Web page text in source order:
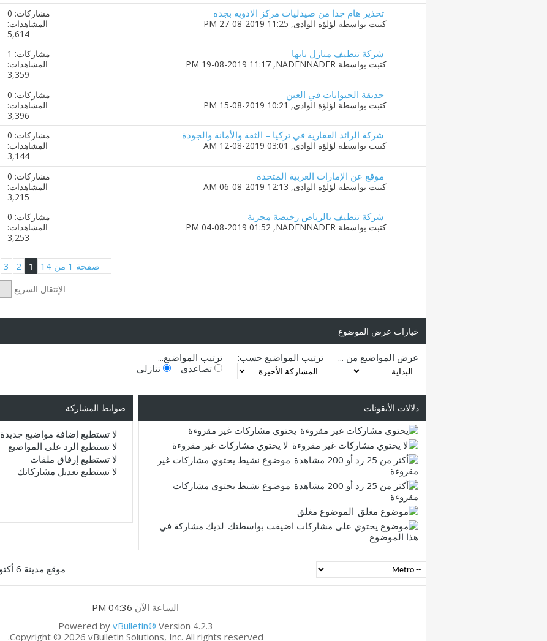
تحذير هام جدا من صيدليات مركز الادويه بجده
كتبت بواسطة لؤلؤة الوادى‏, 27-08-2019 11:25 PM
مشاركات: 0
المشاهدات:
5,614
شركة تنظيف منازل بابها
كتبت بواسطة NADENNADER
‏, 19-08-2019 11:17 PM
مشاركات: 1
المشاهدات:
3,359
حديقة الحيوانات في العين
كتبت بواسطة لؤلؤة الوادى‏, 15-08-2019 10:21 PM
مشاركات: 0
المشاهدات:
3,396
شركة الرائد العقارية في تركيا – الثقة والأمانة والجودة
كتبت بواسطة لؤلؤة الوادى‏, 12-08-2019 03:01 AM
مشاركات: 0
المشاهدات:
3,144
موقع عن الإمارات العربية المتحدة
كتبت بواسطة لؤلؤة الوادى‏, 06-08-2019 12:13 AM
مشاركات: 0
المشاهدات:
3,215
شركة تنظيف بالرياض رخيصة مجربة
كتبت بواسطة NADENNADER
‏, 04-08-2019 01:52 PM
مشاركات: 0
المشاهدات:
3,253
صفحة 1 من 14 1
2
3
الإنتقال السريع
خيارات عرض الموضوع
عرض المواضيع من ... ترتيب المواضيع حسب:
ترتيب المواضيع...
تصاعدي
تنازلي
دلالات الأيقونات
يحتوي مشاركات غير مقروءة
لا يحتوي مشاركات غير مقروءة
موضوع نشيط يحتوي مشاركات غير
مقروءة
موضوع نشيط يحتوي مشاركات
مقروءة
الموضوع مغلق
لديك مشاركة في
هذا الموضوع
ضوابط المشاركة
لا تستطيع إضافة مواضيع جديدة
لا تستطيع الرد على المواضيع
لا تستطيع إرفاق ملفات
لا تستطيع تعديل مشاركاتك
موقع مدينة 6 أكتوبر
الساعة الآن 04:36 PM
Powered by vBulletin® Version 4.2.3
Copyright © 2026 vBulletin Solutions, Inc. All rights reserved.